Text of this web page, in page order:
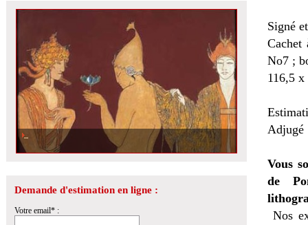
Demande d'estimation en ligne :
Votre email* :
Signé
Cachet
No7 ;
116,5
Adjugé
Vous
de
Nos